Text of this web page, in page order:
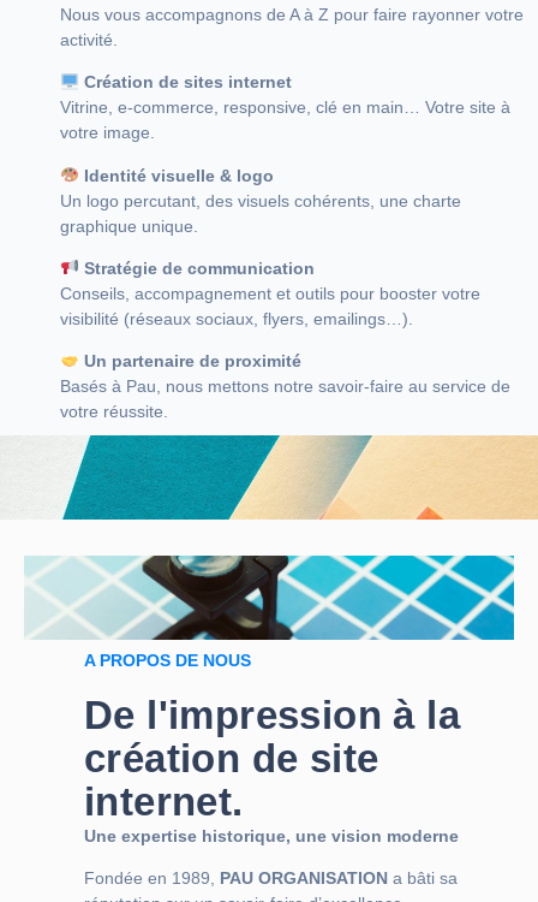
Nous vous accompagnons de A à Z pour faire rayonner votre
activité.
Création de sites internet
Vitrine, e-commerce, responsive, clé en main… Votre site à
votre image.
Identité visuelle & logo
Un logo percutant, des visuels cohérents, une charte
graphique unique.
Stratégie de communication
Conseils, accompagnement et outils pour booster votre
visibilité (réseaux sociaux, flyers, emailings…).
Un partenaire de proximité
Basés à Pau, nous mettons notre savoir-faire au service de
votre réussite.
A PROPOS DE NOUS
De l'impression à la
création de site
internet.
Une expertise historique, une vision moderne
Fondée en 1989, PAU ORGANISATION a bâti sa